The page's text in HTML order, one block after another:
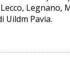
Legnano,
Uildm Pavia.